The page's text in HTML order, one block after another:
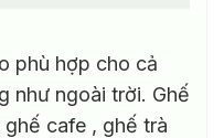
phù hợp cho cả
như ngoài trời. Ghế
cafe , ghế trà